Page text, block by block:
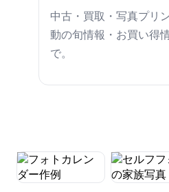
中古・買取・写真プリ
動の旬情報・お買い得
で。